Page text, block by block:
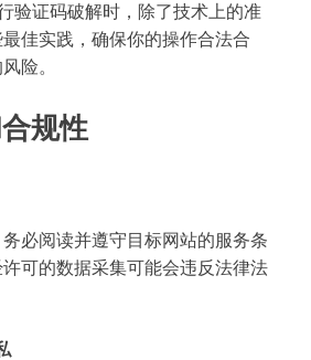
验证码破解时，除了技术上的准
佳实践，确保你的操作合法合
险。
规性
必阅读并遵守目标网站的服务条
可的数据采集可能会违反法律法